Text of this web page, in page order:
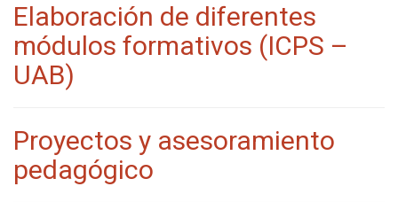
Elaboración de diferentes
módulos formativos (ICPS –
UAB)
Proyectos y asesoramiento
pedagógico